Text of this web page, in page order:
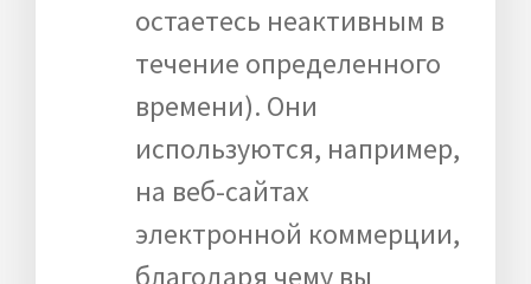
остаетесь неактивным в
течение определенного
времени). Они
используются, например,
на веб-сайтах
электронной коммерции,
благодаря чему вы